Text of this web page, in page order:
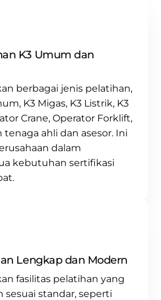
K3 Umum dan
berbagai jenis pelatihan,
, K3 Migas, K3 Listrik, K3
Crane, Operator Forklift,
ahli dan asesor. Ini
dalam
kebutuhan sertifikasi
Lengkap dan Modern
fasilitas pelatihan yang
sesuai standar, seperti